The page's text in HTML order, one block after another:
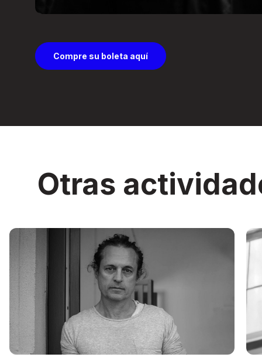
Compre su boleta aquí
Otras